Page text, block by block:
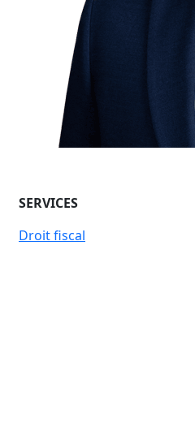
SERVICES
Droit fiscal